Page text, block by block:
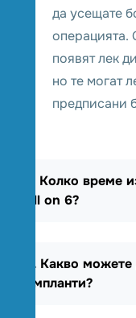
да усещате
операцията.
появят лек
но те могат
предписани
2. Колко време
All on 6?
3. Какво
импланти?